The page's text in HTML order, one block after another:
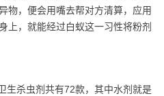
物，便会用嘴去帮对方清算，应用
上，就能经过白蚁这一习性将粉剂
生杀虫剂共有72款，其中水剂就是